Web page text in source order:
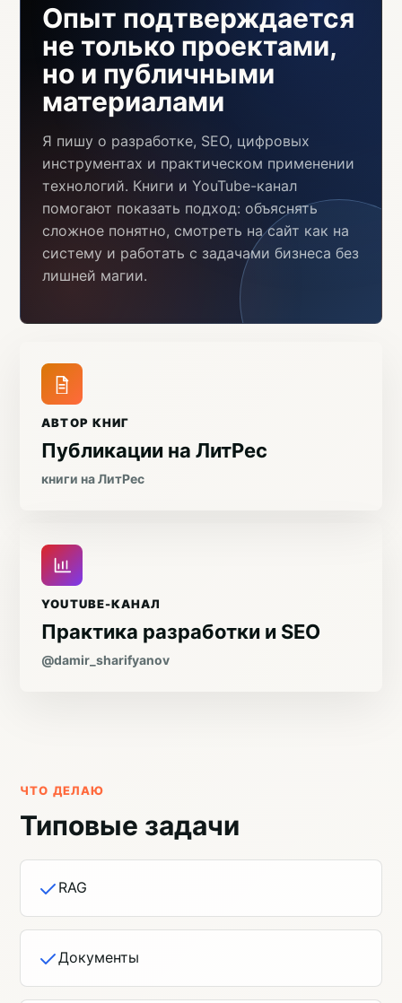
Опыт подтверждается
не только проектами,
но и публичными
материалами
Я пишу о разработке, SEO, цифровых
инструментах и практическом применении
технологий. Книги и YouTube-канал
помогают показать подход: объяснять
сложное понятно, смотреть на сайт как на
систему и работать с задачами бизнеса без
лишней магии.
АВТОР КНИГ
Публикации на ЛитРес
книги на ЛитРес
YOUTUBE-КАНАЛ
Практика разработки и SEO
@damir_sharifyanov
ЧТО ДЕЛАЮ
Типовые задачи
RAG
Документы